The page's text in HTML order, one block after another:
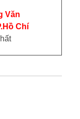
Văn
Chí